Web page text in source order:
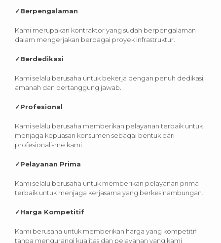
✓Berpengalaman
Kami merupakan kontraktor yang sudah berpengalaman
dalam mengerjakan berbagai proyek infrastruktur.
✓Berdedikasi
Kami selalu berusaha untuk bekerja dengan penuh dedikasi,
amanah dan bertanggung jawab.
✓Profesional
Kami selalu berusaha memberikan pelayanan terbaik untuk
menjaga kepuasan konsumen sebagai bentuk dari
profesionalisme kami.
✓Pelayanan Prima
Kami selalu berusaha untuk memberikan pelayanan prima
terbaik untuk menjaga kerjasama yang berkesinambungan.
✓Harga Kompetitif
Kami berusaha untuk memberikan harga yang kompetitif
tanpa mengurangi kualitas dan pelayanan yang kami